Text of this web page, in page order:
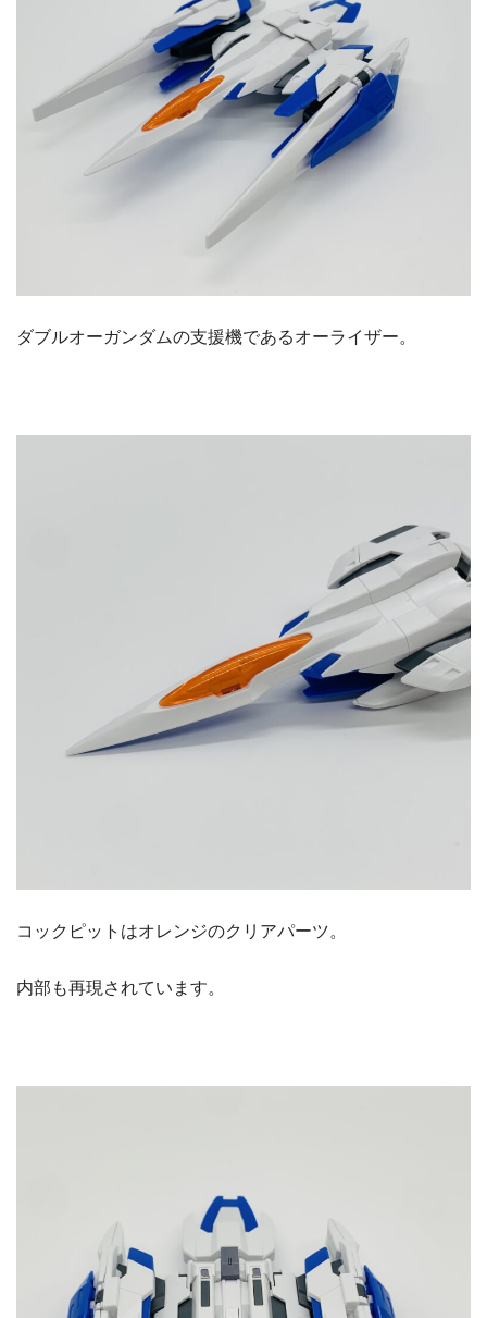
ダブルオーガンダムの支援機であるオーライザー。
コックピットはオレンジのクリアパーツ。
内部も再現されています。